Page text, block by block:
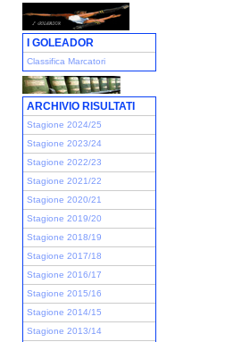
I GOLEADOR
Classifica Marcatori
ARCHIVIO RISULTATI
Stagione 2024/25
Stagione 2023/24
Stagione 2022/23
Stagione 2021/22
Stagione 2020/21
Stagione 2019/20
Stagione 2018/19
Stagione 2017/18
Stagione 2016/17
Stagione 2015/16
Stagione 2014/15
Stagione 2013/14